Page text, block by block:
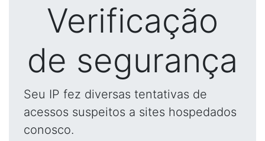
Verificação
de segurança
Seu IP fez diversas tentativas de
acessos suspeitos a sites hospedados
conosco.